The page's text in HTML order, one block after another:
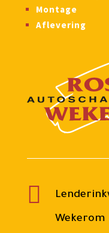
Montage
Aflevering

Wekerom